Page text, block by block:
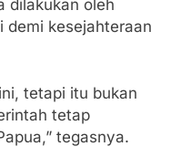
dilakukan oleh
demi kesejahteraan
tetapi itu bukan
tetap
tegasnya.